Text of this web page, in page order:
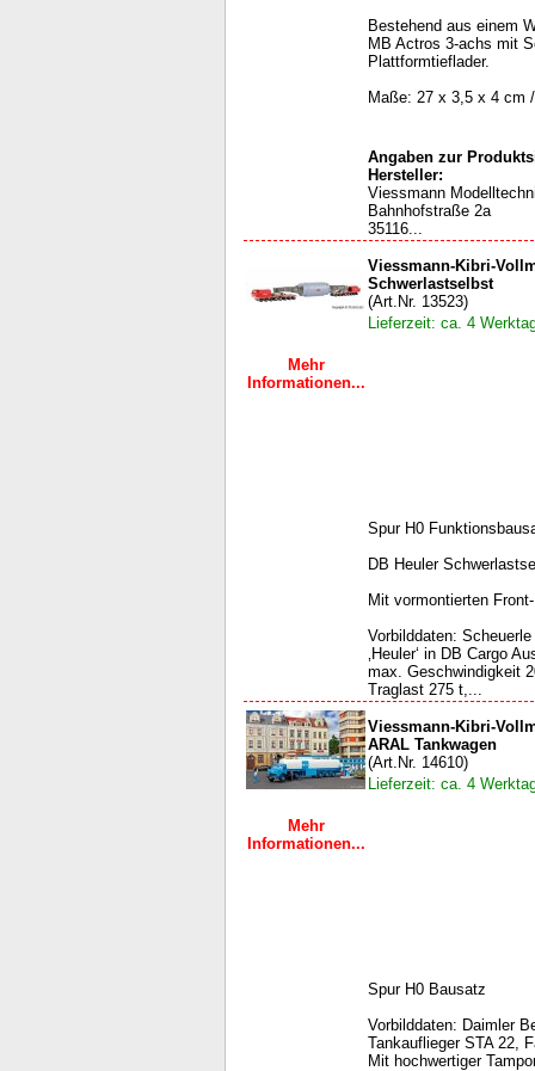
Bestehend aus einem
MB Actros 3-achs mit
Plattformtieflader.
Maße: 27 x 3,5 x 4 cm
Angaben zur
Hersteller:
Viessmann
Bahnhofstraße 2a
35116...
Mehr
Informationen...
Viessmann-Kibri-
Schwerlastselbst
(Art.Nr. 13523)
Lieferzeit: ca. 4
Spur H0
DB Heuler
Mit vormontierten
Vorbilddaten:
‚Heuler‘ in DB Cargo
max. Geschwindigkeit
Traglast 275 t,...
Mehr
Informationen...
Viessmann-Kibri-
ARAL Tankwagen
(Art.Nr. 14610)
Lieferzeit: ca. 4
Spur H0 Bausatz
Vorbilddaten: Daimler
Tankauflieger STA 22,
Mit hochwertiger